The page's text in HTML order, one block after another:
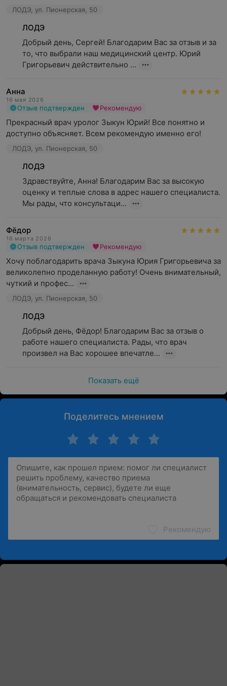
ЛОДЭ, ул. Пионерская, 50
ЛОДЭ
Добрый день, Сергей! Благодарим Вас за отзыв и за
то, что выбрали наш медицинский центр. Юрий
Григорьевич действительно ...
Анна
16 мая 2026
Отзыв подтвержден Рекомендую
Прекрасный врач уролог Зыкун Юрий! Все понятно и
доступно объясняет. Всем рекомендую именно его!
ЛОДЭ, ул. Пионерская, 50
ЛОДЭ
Здравствуйте, Анна! Благодарим Вас за высокую
оценку и теплые слова в адрес нашего специалиста.
Мы рады, что консультаци...
Фёдор
16 марта 2026
Отзыв подтвержден Рекомендую
Хочу поблагодарить врача Зыкуна Юрия Григорьевича за
великолепно проделанную работу! Очень внимательный,
чуткий и профес...
ЛОДЭ, ул. Пионерская, 50
ЛОДЭ
Добрый день, Фёдор! Благодарим Вас за отзыв о
работе нашего специалиста. Рады, что врач
произвел на Вас хорошее впечатле...
Показать ещё
Поделитесь мнением
Рекомендую